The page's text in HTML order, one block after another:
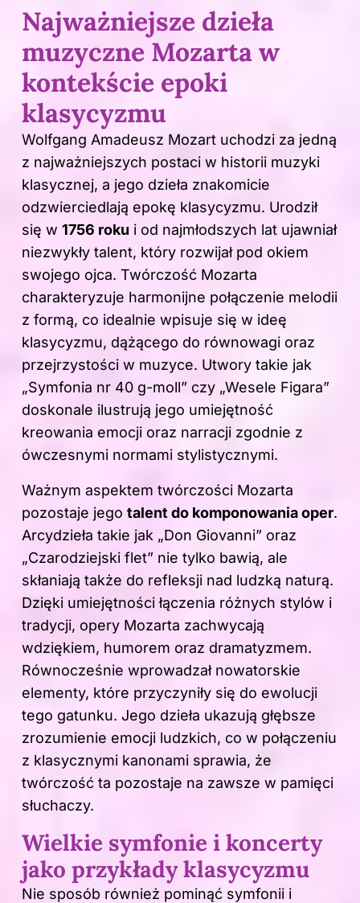
Najważniejsze dzieła
muzyczne Mozarta w
kontekście epoki
klasycyzmu
Wolfgang Amadeusz Mozart uchodzi za jedną
z najważniejszych postaci w historii muzyki
klasycznej, a jego dzieła znakomicie
odzwierciedlają epokę klasycyzmu. Urodził
się w 1756 roku i od najmłodszych lat ujawniał
niezwykły talent, który rozwijał pod okiem
swojego ojca. Twórczość Mozarta
charakteryzuje harmonijne połączenie melodii
z formą, co idealnie wpisuje się w ideę
klasycyzmu, dążącego do równowagi oraz
przejrzystości w muzyce. Utwory takie jak
„Symfonia nr 40 g-moll” czy „Wesele Figara”
doskonale ilustrują jego umiejętność
kreowania emocji oraz narracji zgodnie z
ówczesnymi normami stylistycznymi.
Ważnym aspektem twórczości Mozarta
pozostaje jego talent do komponowania oper.
Arcydzieła takie jak „Don Giovanni” oraz
„Czarodziejski flet” nie tylko bawią, ale
skłaniają także do refleksji nad ludzką naturą.
Dzięki umiejętności łączenia różnych stylów i
tradycji, opery Mozarta zachwycają
wdziękiem, humorem oraz dramatyzmem.
Równocześnie wprowadzał nowatorskie
elementy, które przyczyniły się do ewolucji
tego gatunku. Jego dzieła ukazują głębsze
zrozumienie emocji ludzkich, co w połączeniu
z klasycznymi kanonami sprawia, że
twórczość ta pozostaje na zawsze w pamięci
słuchaczy.
Wielkie symfonie i koncerty
jako przykłady klasycyzmu
Nie sposób również pominąć symfonii i